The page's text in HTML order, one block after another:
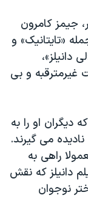
جیمز کامرون
«تایتانیک» و
دانیلز»،
غیرمترقبه و بی
او را به
می گیرند.
راهی به
دانیلز که نقش
نوجوان